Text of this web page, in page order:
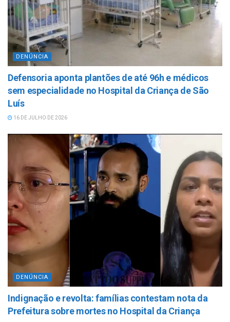
DENÚNCIA
Defensoria aponta plantões de até 96h e médicos
sem especialidade no Hospital da Criança de São
Luís
16 DE JULHO DE 2026
DENÚNCIA
Indignação e revolta: famílias contestam nota da
Prefeitura sobre mortes no Hospital da Criança